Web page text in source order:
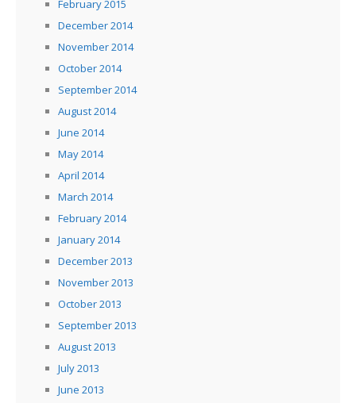
February 2015
December 2014
November 2014
October 2014
September 2014
August 2014
June 2014
May 2014
April 2014
March 2014
February 2014
January 2014
December 2013
November 2013
October 2013
September 2013
August 2013
July 2013
June 2013